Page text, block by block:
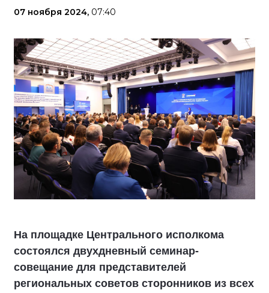
07 ноября 2024, 07:40
На площадке Центрального исполкома
состоялся двухдневный семинар-
совещание для представителей
региональных советов сторонников из всех